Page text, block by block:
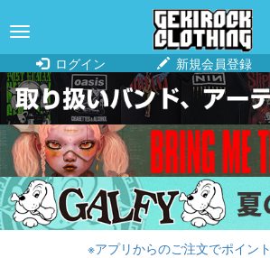
navigation
ログイン
新規会員登録
※アプリからのご注文でポイント